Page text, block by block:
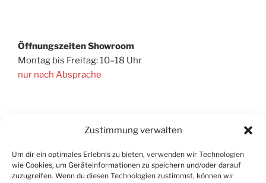
Zustimmung verwalten
Um dir ein optimales Erlebnis zu bieten, verwenden wir Technologien
wie Cookies, um Geräteinformationen zu speichern und/oder darauf
zuzugreifen. Wenn du diesen Technologien zustimmst, können wir
ÖffnungszeitenShowroom
Montag bis Freitag: 10–18 Uhr
nur nach Absprache
Informationen